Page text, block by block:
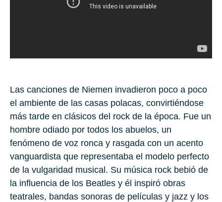
Las canciones de Niemen invadieron poco a poco
el ambiente de las casas polacas, convirtiéndose
más tarde en clásicos del rock de la época. Fue un
hombre odiado por todos los abuelos, un
fenómeno de voz ronca y rasgada con un acento
vanguardista que representaba el modelo perfecto
de la vulgaridad musical. Su música rock bebió de
la influencia de los Beatles y él inspiró obras
teatrales, bandas sonoras de películas y jazz y los